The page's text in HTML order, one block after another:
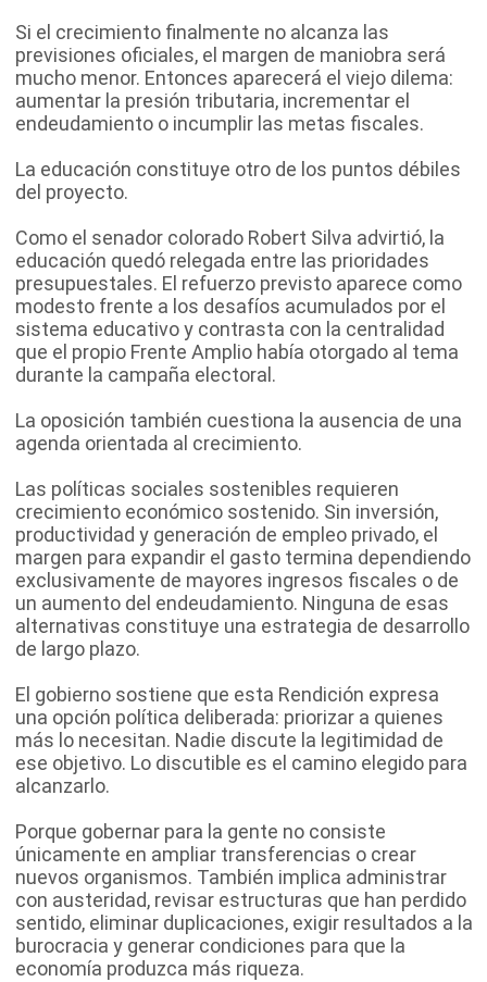
Si el crecimiento finalmente no alcanza las
previsiones oficiales, el margen de maniobra será
mucho menor. Entonces aparecerá el viejo dilema:
aumentar la presión tributaria, incrementar el
endeudamiento o incumplir las metas fiscales.
La educación constituye otro de los puntos débiles
del proyecto.
Como el senador colorado Robert Silva advirtió, la
educación quedó relegada entre las prioridades
presupuestales. El refuerzo previsto aparece como
modesto frente a los desafíos acumulados por el
sistema educativo y contrasta con la centralidad
que el propio Frente Amplio había otorgado al tema
durante la campaña electoral.
La oposición también cuestiona la ausencia de una
agenda orientada al crecimiento.
Las políticas sociales sostenibles requieren
crecimiento económico sostenido. Sin inversión,
productividad y generación de empleo privado, el
margen para expandir el gasto termina dependiendo
exclusivamente de mayores ingresos fiscales o de
un aumento del endeudamiento. Ninguna de esas
alternativas constituye una estrategia de desarrollo
de largo plazo.
El gobierno sostiene que esta Rendición expresa
una opción política deliberada: priorizar a quienes
más lo necesitan. Nadie discute la legitimidad de
ese objetivo. Lo discutible es el camino elegido para
alcanzarlo.
Porque gobernar para la gente no consiste
únicamente en ampliar transferencias o crear
nuevos organismos. También implica administrar
con austeridad, revisar estructuras que han perdido
sentido, eliminar duplicaciones, exigir resultados a la
burocracia y generar condiciones para que la
economía produzca más riqueza.